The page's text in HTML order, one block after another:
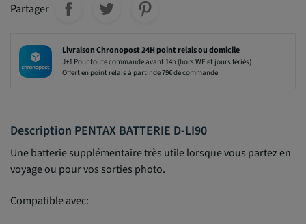
Partager
Livraison Chronopost 24H point relais ou domicile
J+1 Pour toute commande avant 14h (hors WE et jours fériés)
Offert en point relais à partir de 79€ de commande
Description PENTAX BATTERIE D-LI90
Une batterie supplémentaire très utile lorsque vous partez en
voyage ou pour vos sorties photo.
Compatible avec: